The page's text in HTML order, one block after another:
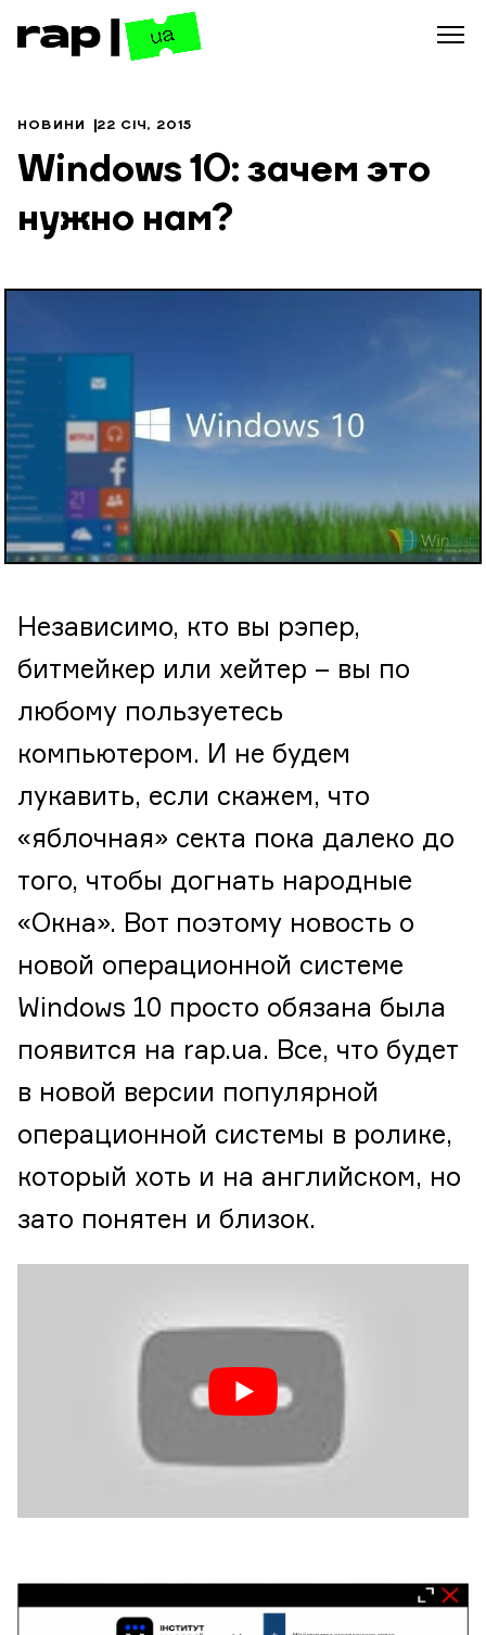
НОВИНИ 22 СІЧ, 2015
Windows 10: зачем это
нужно нам?
Независимо, кто вы рэпер,
битмейкер или хейтер – вы по
любому пользуетесь
компьютером. И не будем
лукавить, если скажем, что
«яблочная» секта пока далеко до
того, чтобы догнать народные
«Окна». Вот поэтому новость о
новой операционной системе
Windows 10 просто обязана была
появится на rap.ua. Все, что будет
в новой версии популярной
операционной системы в ролике,
который хоть и на английском, но
зато понятен и близок.